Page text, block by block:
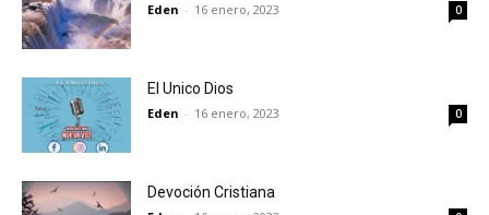
Eden - 16 enero, 2023 0
El Unico Dios
Eden - 16 enero, 2023 0
Devoción Cristiana